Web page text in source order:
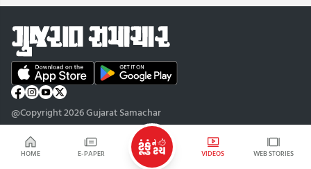
HOME E-PAPER VIDEOS WEB STORIES
@Copyright 2026 Gujarat Samachar